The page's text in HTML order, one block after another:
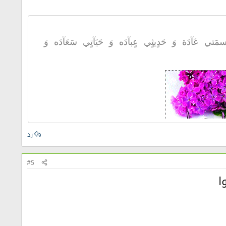
عَآدَة وَ حَدٍيثٍي عٍبآدَه وَ حَيَآتٍي سَعَآدَه وَ
رد
#5